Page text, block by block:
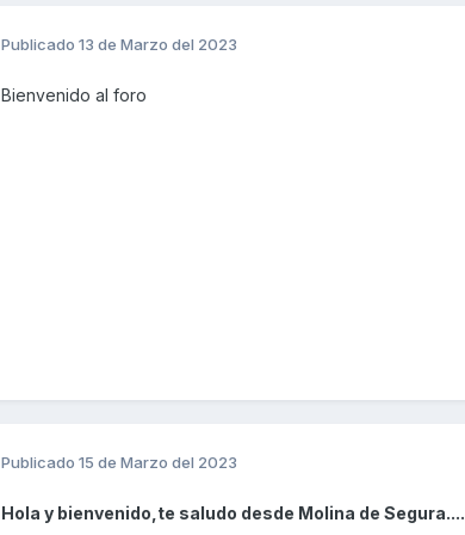
Publicado 13 de Marzo del 2023
Bienvenido al foro
Publicado 15 de Marzo del 2023
Hola y bienvenido,te saludo desde Molina de Segura....